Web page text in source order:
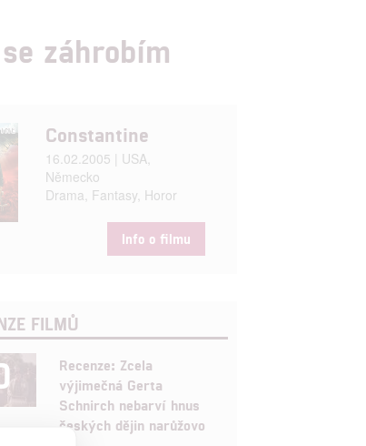
záhrobím
Constantine
16.02.2005 | USA,
Německo
Drama, Fantasy, Horor
Info o filmu
FILMŮ
Recenze: Zcela
výjimečná Gerta
Schnirch nebarví hnus
českých dějin narůžovo